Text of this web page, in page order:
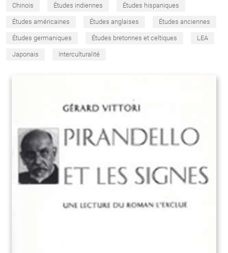
Chinois Études indiennes Études hispaniques
Études américaines Études anglaises Études anciennes
Études germaniques Études bretonnes et celtiques LEA
Japonais Interculturalité